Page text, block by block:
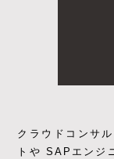
クラウドコンサ
トや SAPエンジ